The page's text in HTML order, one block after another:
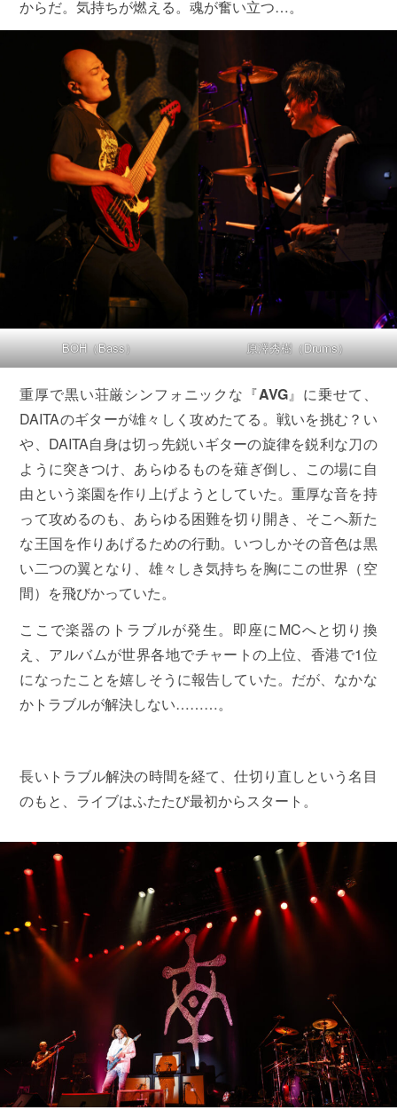
からだ。気持ちが燃える。魂が奮い立つ…。
BOH（Bass） 原澤秀樹（Drums）
重厚で黒い荘厳シンフォニックな『AVG』に乗せて、
DAITAのギターが雄々しく攻めたてる。戦いを挑む？い
や、DAITA自身は切っ先鋭いギターの旋律を鋭利な刀の
ように突きつけ、あらゆるものを薙ぎ倒し、この場に自
由という楽園を作り上げようとしていた。重厚な音を持
って攻めるのも、あらゆる困難を切り開き、そこへ新た
な王国を作りあげるための行動。いつしかその音色は黒
い二つの翼となり、雄々しき気持ちを胸にこの世界（空
間）を飛びかっていた。
ここで楽器のトラブルが発生。即座にMCへと切り換
え、アルバムが世界各地でチャートの上位、香港で1位
になったことを嬉しそうに報告していた。だが、なかな
かトラブルが解決しない………。
長いトラブル解決の時間を経て、仕切り直しという名目
のもと、ライブはふたたび最初からスタート。